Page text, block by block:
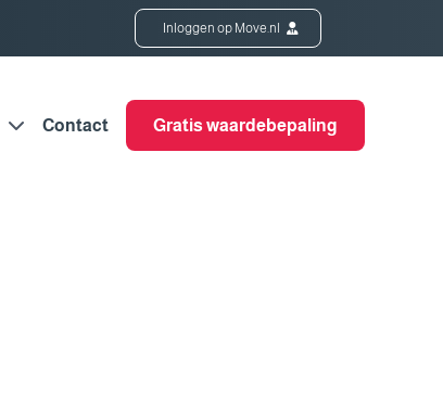
Inloggen op Move.nl
Contact Gratis waardebepaling